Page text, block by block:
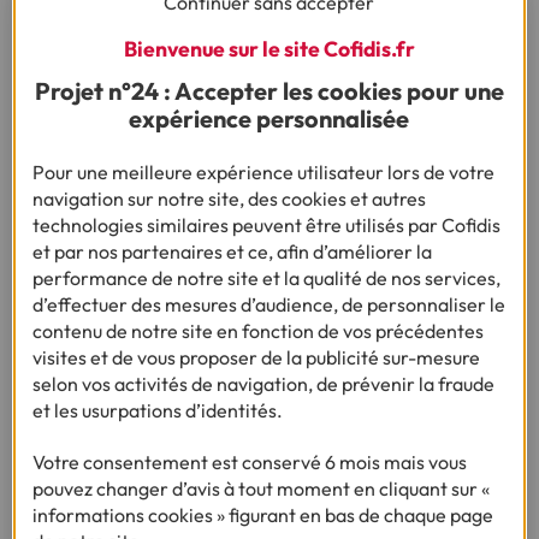
avec un prêt à taux zéro lors de
travaux ?
Oui, il est possible de combiner un prêt relais avec un prêt à
(PTZ) pour vos travaux, mais certaines conditions
doivent cependant être respectées. Le PTZ est
spécifiquement destiné à l'achat de logements neufs ou à
la rénovation de logements anciens pour les transformer
en logements neufs.
Afin d’obtenir un PTZ en complément d'un prêt relais,
l'acquisition immo doit donc concerner un bien neuf ou
assimilé neuf. Les conditions d'obtention du PTZ doivent
également être respectées, en plus des critères spécifiques
au prêt relais.
Quelles sont les alternatives au
prêt relais si vous ne vendez pas à
Bienvenue sur le site Cofidis.fr
Projet n°24 : Accepter les cookies pour une
expérience personnalisée
Pour une meilleure expérience utilisateur lors de votre
navigation sur notre site, des cookies et autres
technologies similaires peuvent être utilisés par Cofidis
et par nos partenaires et ce, afin d’améliorer la
performance de notre site et la qualité de nos services,
d’effectuer des mesures d’audience, de personnaliser le
contenu de notre site en fonction de vos précédentes
visites et de vous proposer de la publicité sur-mesure
selon vos activités de navigation, de prévenir la fraude
et les usurpations d’identités.
Votre consentement est conservé 6 mois mais vous
pouvez changer d’avis à tout moment en cliquant sur «
informations cookies » figurant en bas de chaque page